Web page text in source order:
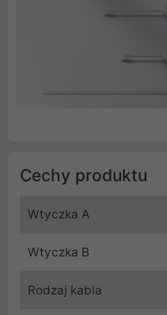
Cechy produktu
Wtyczka A
Wtyczka B
Rodzaj kabla